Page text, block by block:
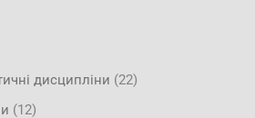
дисципліни (22)
(12)